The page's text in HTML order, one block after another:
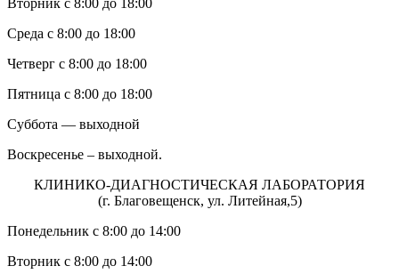
Среда с 8:00 до 18:00
Четверг с 8:00 до 18:00
Пятница с 8:00 до 18:00
Суббота — выходной
Воскресенье – выходной.
КЛИНИКО-ДИАГНОСТИЧЕСКАЯ ЛАБОРАТОРИЯ
(г. Благовещенск, ул. Литейная,5)
Понедельник с 8:00 до 14:00
Вторник с 8:00 до 14:00